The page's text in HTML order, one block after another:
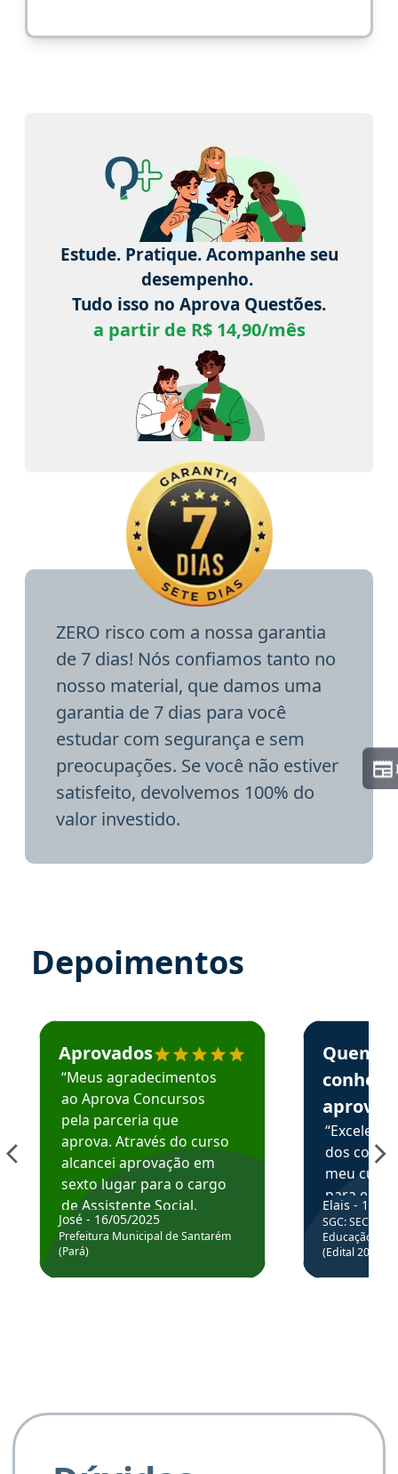
Estude. Pratique. Acompanhe seu
desempenho.
Tudo isso no Aprova Questões.
a partir de R$ 14,90/mês
ZERO risco com a nossa garantia
de 7 dias! Nós confiamos tanto no
nosso material, que damos uma
garantia de 7 dias para você
estudar com segurança e sem
preocupações. Se você não estiver
satisfeito, devolvemos 100% do
valor investido.
Depoimentos
Estudante José recomenda o Aprova Concursos em
Aprovados
“Meus agradecimentos
ao Aprova Concursos
pela parceria que
aprova. Através do curso
alcancei aprovação em
sexto lugar para o cargo
de Assistente Social.
Hoje estou atuando na
Prefeitura de Santarém.
José - 16/05/2025
Prefeitura Municipal de Santarém
(Pará)
Estudante
Quem
aprova
dos
meu
para
colocar
através
de
Elais - 15/
SGC: SEC BA
Educação
(Edital